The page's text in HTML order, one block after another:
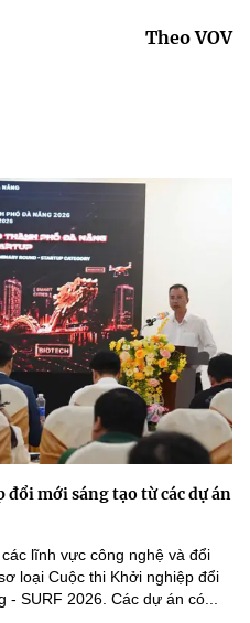
Theo VOV
mới sáng tạo từ các dự án
lĩnh vực công nghệ và đổi
loại Cuộc thi Khởi nghiệp đổi
- SURF 2026. Các dự án có...